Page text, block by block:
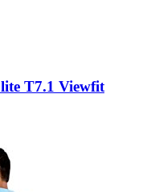
T7.1 Viewfit